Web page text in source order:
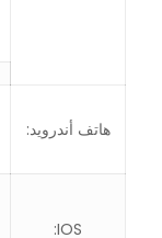
هاتف أندرويد:
IOS: